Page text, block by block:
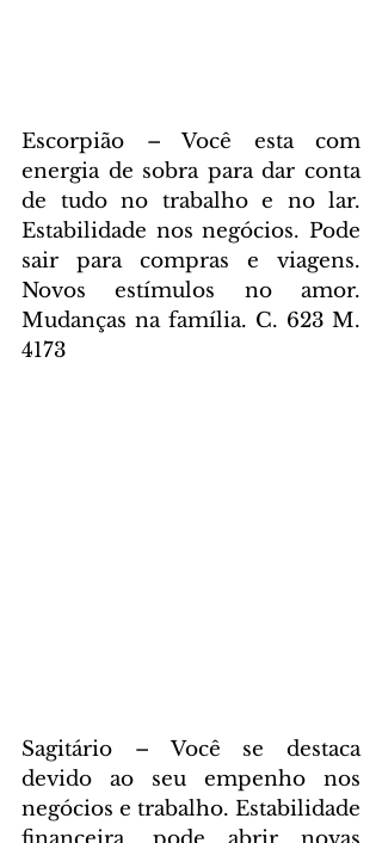
Escorpião – Você esta com
energia de sobra para dar conta
de tudo no trabalho e no lar.
Estabilidade nos negócios. Pode
sair para compras e viagens.
Novos estímulos no amor.
Mudanças na família. C. 623 M.
4173
Sagitário – Você se destaca
devido ao seu empenho nos
negócios e trabalho. Estabilidade